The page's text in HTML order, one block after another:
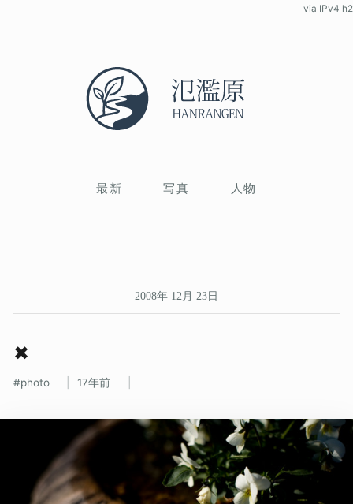
最新 写真 人物
via IPv4 h2
2008年 12月 23日
✖
photo 17年前